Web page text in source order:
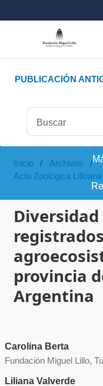
PUBLICACIÓN
Inicio / Archivos
/
Acta Zoológica
provincia
Argentina
Carolina Berta
Fundación Miguel Lillo,
Liliana Valverde